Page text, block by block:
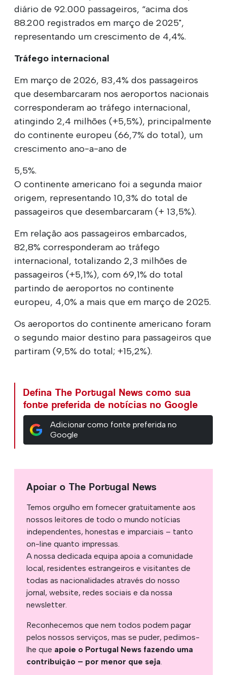
diário de 92.000 passageiros, “acima dos
88.200 registrados em março de 2025",
representando um crescimento de 4,4%.
Tráfego internacional
Em março de 2026, 83,4% dos passageiros
que desembarcaram nos aeroportos nacionais
corresponderam ao tráfego internacional,
atingindo 2,4 milhões (+5,5%), principalmente
do continente europeu (66,7% do total), um
crescimento ano-a-ano de
5,5%.
O continente americano foi a segunda maior
origem, representando 10,3% do total de
passageiros que desembarcaram (+ 13,5%).
Em relação aos passageiros embarcados,
82,8% corresponderam ao tráfego
internacional, totalizando 2,3 milhões de
passageiros (+5,1%), com 69,1% do total
partindo de aeroportos no continente
europeu, 4,0% a mais que em março de 2025.
Os aeroportos do continente americano foram
o segundo maior destino para passageiros que
partiram (9,5% do total; +15,2%).
Defina The Portugal News como sua
fonte preferida de notícias no Google
Adicionar como fonte preferida no
Google
Apoiar o The Portugal News
Temos orgulho em fornecer gratuitamente aos
nossos leitores de todo o mundo notícias
independentes, honestas e imparciais – tanto
on-line quanto impressas.
A nossa dedicada equipa apoia a comunidade
local, residentes estrangeiros e visitantes de
todas as nacionalidades através do nosso
jornal, website, redes sociais e da nossa
newsletter.
Reconhecemos que nem todos podem pagar
pelos nossos serviços, mas se puder, pedimos-
lhe que apoie o Portugal News fazendo uma
contribuição – por menor que seja.